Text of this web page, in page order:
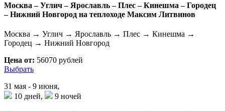
Москва – Углич – Ярославль – Плес – Кинешма – Городец
– Нижний Новгород на теплоходе Максим Литвинов
Москва → Углич → Ярославль → Плес → Кинешма →
Городец → Нижний Новгород
Цена от: 56070 рублей
Выбрать
31 мая - 9 июня,
10 дней,
9 ночей